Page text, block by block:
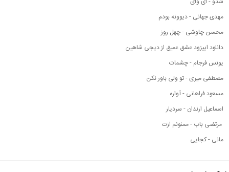
مهدی جهانی - دیوونه بودم
محسن چاوشی - چهل روز
دانلود اپیزود عشق عمیق از دیجی شاهین
یونس فرجام - چشمات
مصطفی میری - تو ولی باور نکن
مسعود فراهانی - آواره
اسماعیل ارندان - سردیار
مرتضی باب - ممنونم ازت
مانی - کجایی